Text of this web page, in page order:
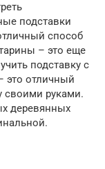
подставки
способ
– это еще
подставку с
это отличный
своими руками.
деревянных